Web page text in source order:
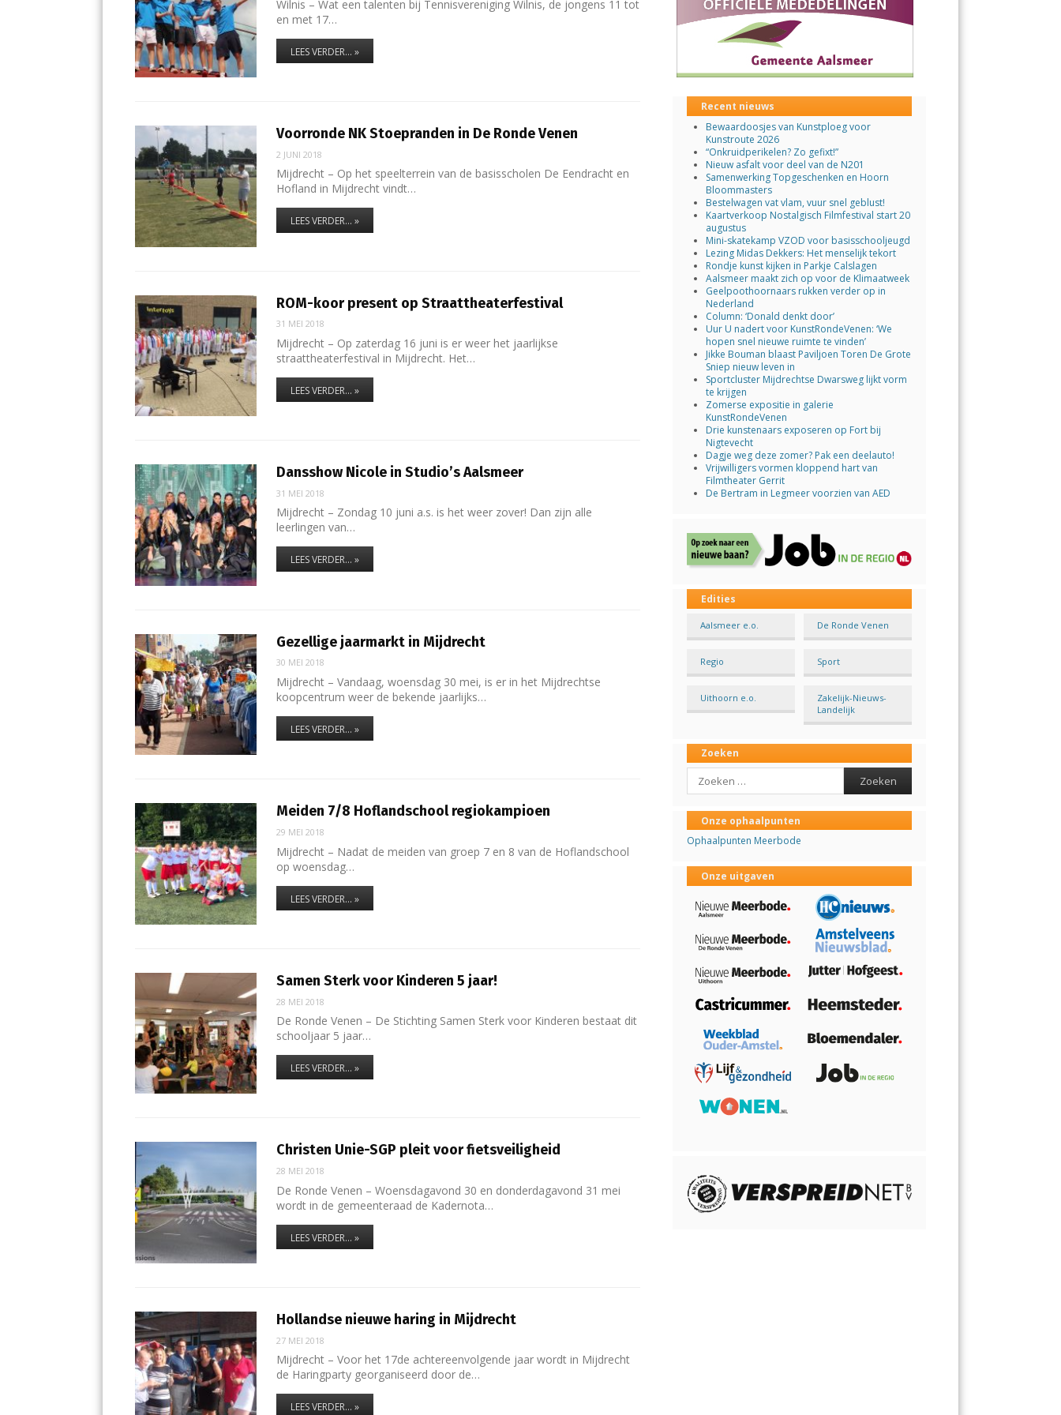
Wilnis – Wat een talenten bij Tennisvereniging Wilnis, de jongens 11 tot
en met 17…
LEES VERDER... »
Voorronde NK Stoepranden in De Ronde Venen
2 JUNI 2018
Mijdrecht – Op het speelterrein van de basisscholen De Eendracht en
Hofland in Mijdrecht vindt…
LEES VERDER... »
ROM-koor present op Straattheaterfestival
31 MEI 2018
Mijdrecht – Op zaterdag 16 juni is er weer het jaarlijkse
straattheaterfestival in Mijdrecht. Het…
LEES VERDER... »
Dansshow Nicole in Studio’s Aalsmeer
31 MEI 2018
Mijdrecht – Zondag 10 juni a.s. is het weer zover! Dan zijn alle
leerlingen van…
LEES VERDER... »
Gezellige jaarmarkt in Mijdrecht
30 MEI 2018
Mijdrecht – Vandaag, woensdag 30 mei, is er in het Mijdrechtse
koopcentrum weer de bekende jaarlijks…
LEES VERDER... »
Meiden 7/8 Hoflandschool regiokampioen
29 MEI 2018
Mijdrecht – Nadat de meiden van groep 7 en 8 van de Hoflandschool
op woensdag…
LEES VERDER... »
Samen Sterk voor Kinderen 5 jaar!
28 MEI 2018
De Ronde Venen – De Stichting Samen Sterk voor Kinderen bestaat dit
schooljaar 5 jaar…
LEES VERDER... »
Christen Unie-SGP pleit voor fietsveiligheid
28 MEI 2018
De Ronde Venen – Woensdagavond 30 en donderdagavond 31 mei
wordt in de gemeenteraad de Kadernota…
LEES VERDER... »
Hollandse nieuwe haring in Mijdrecht
27 MEI 2018
Mijdrecht – Voor het 17de achtereenvolgende jaar wordt in Mijdrecht
de Haringparty georganiseerd door de…
LEES VERDER... »
Recent nieuws
Bewaardoosjes van Kunstploeg voor
Kunstroute 2026
“Onkruidperikelen? Zo gefixt!”
Nieuw asfalt voor deel van de N201
Samenwerking Topgeschenken en Hoorn
Bloommasters
Bestelwagen vat vlam, vuur snel geblust!
Kaartverkoop Nostalgisch Filmfestival start 20
augustus
Mini-skatekamp VZOD voor basisschooljeugd
Lezing Midas Dekkers: Het menselijk tekort
Rondje kunst kijken in Parkje Calslagen
Aalsmeer maakt zich op voor de Klimaatweek
Geelpoothoornaars rukken verder op in
Nederland
Column: ‘Donald denkt door’
Uur U nadert voor KunstRondeVenen: ‘We
hopen snel nieuwe ruimte te vinden’
Jikke Bouman blaast Paviljoen Toren De Grote
Sniep nieuw leven in
Sportcluster Mijdrechtse Dwarsweg lijkt vorm
te krijgen
Zomerse expositie in galerie
KunstRondeVenen
Drie kunstenaars exposeren op Fort bij
Nigtevecht
Dagje weg deze zomer? Pak een deelauto!
Vrijwilligers vormen kloppend hart van
Filmtheater Gerrit
De Bertram in Legmeer voorzien van AED
Edities
Aalsmeer e.o. De Ronde Venen
Regio Sport
Uithoorn e.o.
Zakelijk-Nieuws-
Landelijk
Zoeken
Search
Onze ophaalpunten
Ophaalpunten Meerbode
Onze uitgaven